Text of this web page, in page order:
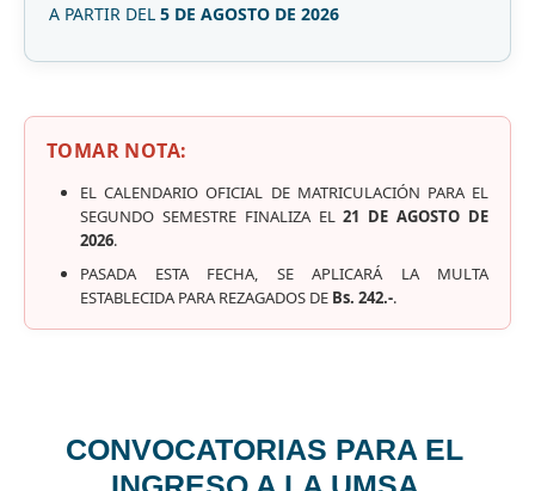
A PARTIR DEL 5 DE AGOSTO DE 2026
TOMAR NOTA:
EL CALENDARIO OFICIAL DE MATRICULACIÓN PARA EL
SEGUNDO SEMESTRE FINALIZA EL21 DE AGOSTO DE
2026.
PASADA ESTA FECHA, SE APLICARÁ LA MULTA
ESTABLECIDA PARA REZAGADOS DE Bs. 242.-.
CONVOCATORIAS PARA EL